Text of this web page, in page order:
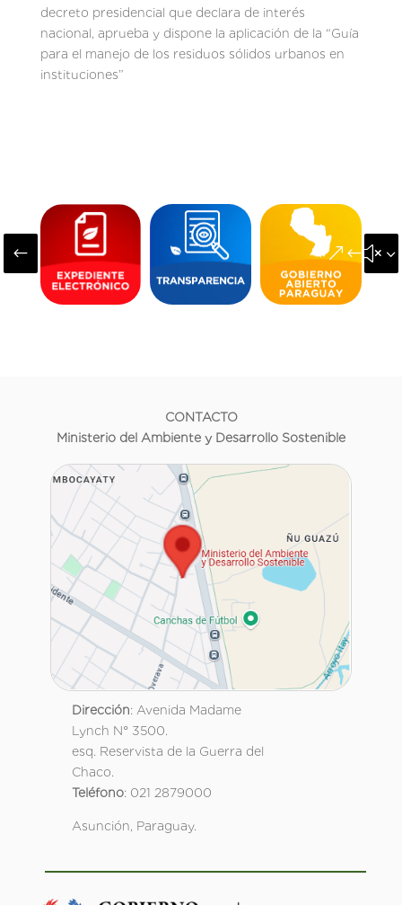
decreto presidencial que declara de interés
nacional, aprueba y dispone la aplicación de la “Guía
para el manejo de los residuos sólidos urbanos en
instituciones”
#
CONTACTO
Ministerio del Ambiente y Desarrollo Sostenible
Dirección: Avenida Madame
Lynch N° 3500.
esq. Reservista de la Guerra del
Chaco.
Teléfono: 021 2879000
Asunción, Paraguay.